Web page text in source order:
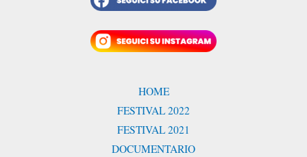
HOME
FESTIVAL 2022
FESTIVAL 2021
DOCUMENTARIO